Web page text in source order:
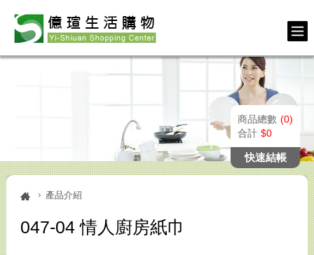
商品總數
0
合計
0
快速結帳
產品介紹
047-04 情人廚房紙巾